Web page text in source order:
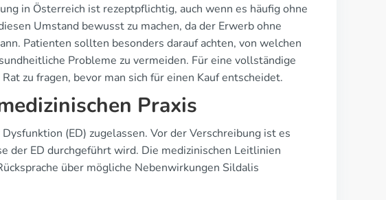
in Österreich ist rezeptpflichtig, auch wenn es häufig ohne
Umstand bewusst zu machen, da der Erwerb ohne
Patienten sollten besonders darauf achten, von welchen
Probleme zu vermeiden. Für eine vollständige
zu fragen, bevor man sich für einen Kauf entscheidet.
Praxis
(ED) zugelassen. Vor der Verschreibung ist es
der ED durchgeführt wird. Die medizinischen Leitlinien
über mögliche Nebenwirkungen Sildalis